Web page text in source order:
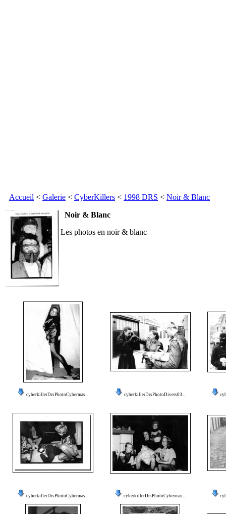
Accueil < Galerie < CyberKillers < 1998 DRS < Noir & Blanc
Noir & Blanc
Les photos en noir & blanc
cyberkillerDrsPhotoCybermas... cyberkillerDrsPhotoDivers03...
cyberkillerDrsPhotoCybermas... cyberkillerDrsPhotoCybermas...